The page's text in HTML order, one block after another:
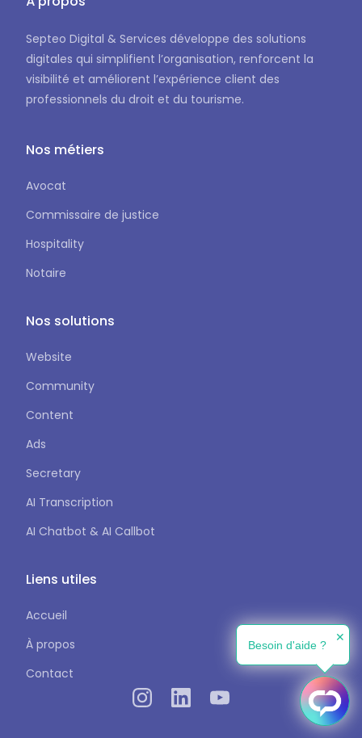
Septeo Digital & Services développe des solutions
digitales qui simplifient l’organisation, renforcent la
visibilité et améliorent l’expérience client des
professionnels du droit et du tourisme.
Nos métiers
Avocat
Commissaire de justice
Hospitality
Notaire
Nos solutions
Website
Community
Content
Ads
Secretary
AI Transcription
AI Chatbot & AI Callbot
Liens utiles
Accueil
À propos
Contact
Besoin d'aide ?
✕